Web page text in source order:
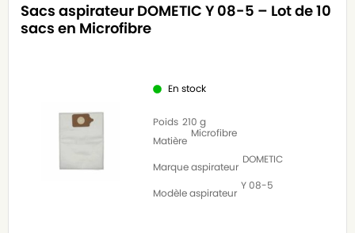
Sacs aspirateur DOMETIC Y 08-5 – Lot de 10
sacs en Microfibre
En stock
Poids 210 g
Matière
Microfibre
Marque aspirateur
DOMETIC
Modèle aspirateur
Y 08-5